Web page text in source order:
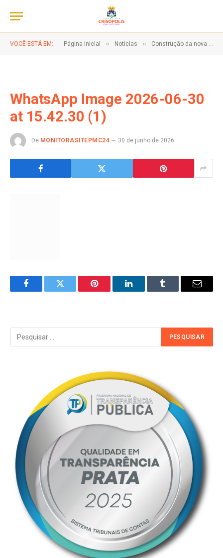
VOCÊ ESTÁ EM: Página Inicial » Notícias » Construção da nova Escola Municipal de Tempo Integral de 13 salas, no Distrito do Buril.
WhatsApp Image 2026-06-30
at 15.42.30 (1)
De MONITORASITEPMC24 30 de junho de 2026
FacebookTwitter Pinterest LinkedInTumblr Email